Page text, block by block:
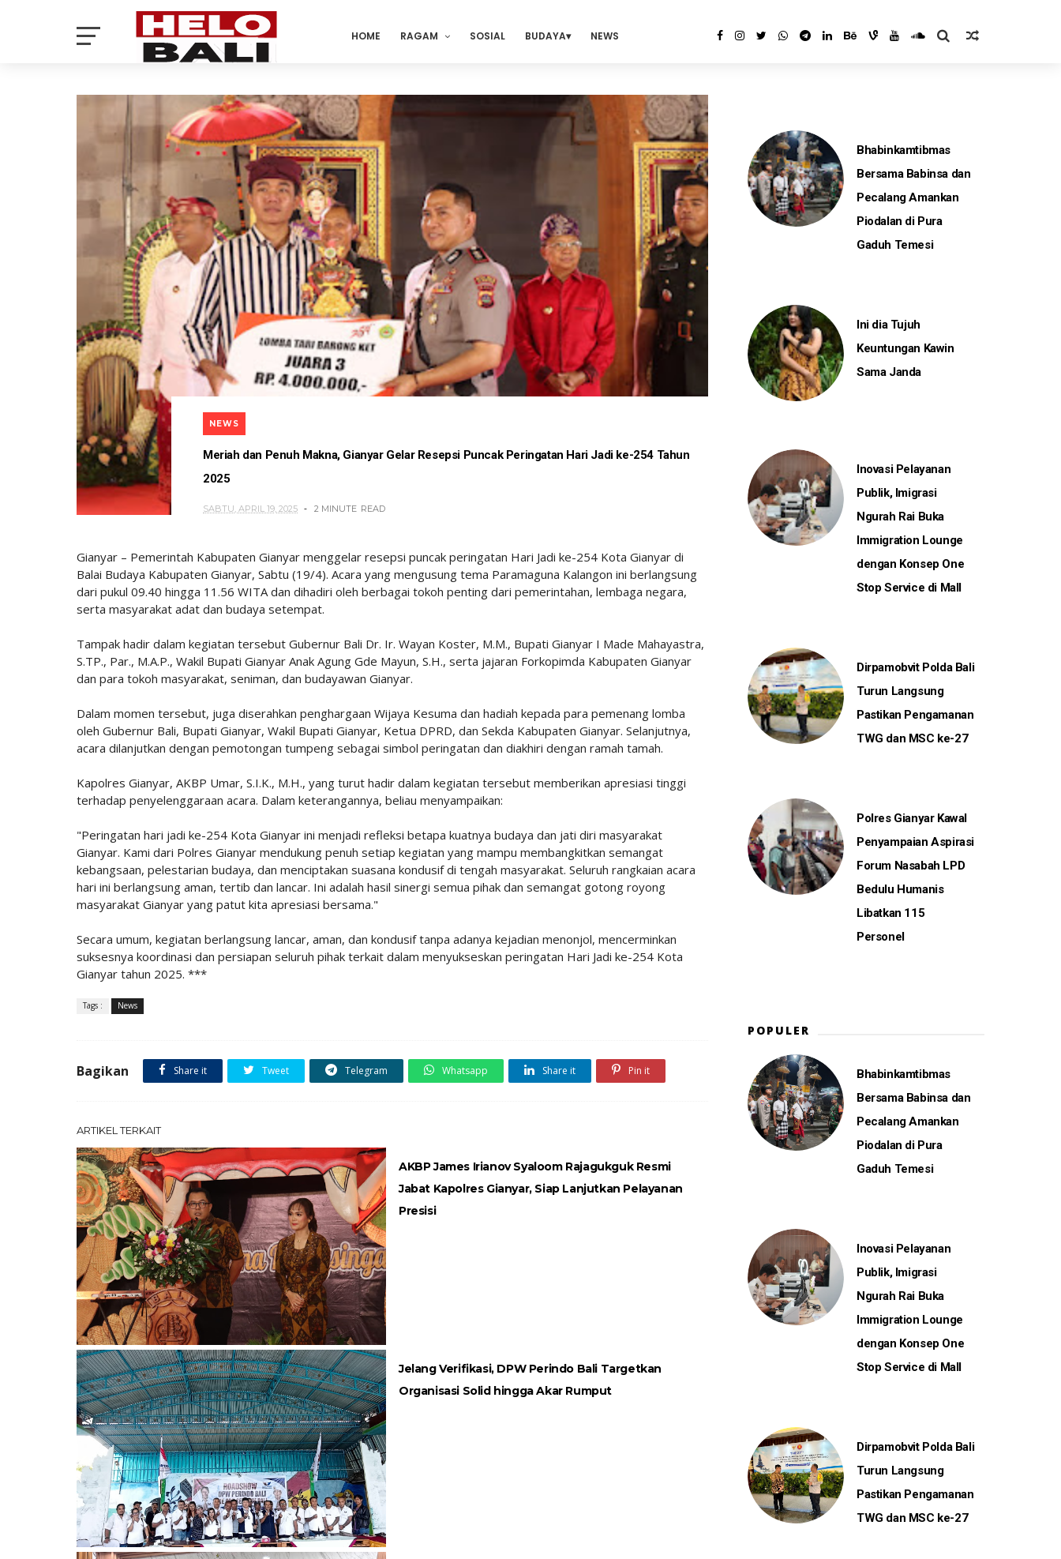
HOME RAGAM SOSIAL BUDAYA NEWS
NEWS
Meriah dan Penuh Makna, Gianyar Gelar Resepsi Puncak Peringatan Hari Jadi ke-254 Tahun
2025
SABTU, APRIL 19, 2025 2 MINUTE READ
Gianyar – Pemerintah Kabupaten Gianyar menggelar resepsi puncak peringatan Hari Jadi ke-254 Kota Gianyar di
Balai Budaya Kabupaten Gianyar, Sabtu (19/4). Acara yang mengusung tema Paramaguna Kalangon ini berlangsung
dari pukul 09.40 hingga 11.56 WITA dan dihadiri oleh berbagai tokoh penting dari pemerintahan, lembaga negara,
serta masyarakat adat dan budaya setempat.
Tampak hadir dalam kegiatan tersebut Gubernur Bali Dr. Ir. Wayan Koster, M.M., Bupati Gianyar I Made Mahayastra,
S.TP., Par., M.A.P., Wakil Bupati Gianyar Anak Agung Gde Mayun, S.H., serta jajaran Forkopimda Kabupaten Gianyar
dan para tokoh masyarakat, seniman, dan budayawan Gianyar.
Dalam momen tersebut, juga diserahkan penghargaan Wijaya Kesuma dan hadiah kepada para pemenang lomba
oleh Gubernur Bali, Bupati Gianyar, Wakil Bupati Gianyar, Ketua DPRD, dan Sekda Kabupaten Gianyar. Selanjutnya,
acara dilanjutkan dengan pemotongan tumpeng sebagai simbol peringatan dan diakhiri dengan ramah tamah.
Kapolres Gianyar, AKBP Umar, S.I.K., M.H., yang turut hadir dalam kegiatan tersebut memberikan apresiasi tinggi
terhadap penyelenggaraan acara. Dalam keterangannya, beliau menyampaikan:
"Peringatan hari jadi ke-254 Kota Gianyar ini menjadi refleksi betapa kuatnya budaya dan jati diri masyarakat
Gianyar. Kami dari Polres Gianyar mendukung penuh setiap kegiatan yang mampu membangkitkan semangat
kebangsaan, pelestarian budaya, dan menciptakan suasana kondusif di tengah masyarakat. Seluruh rangkaian acara
hari ini berlangsung aman, tertib dan lancar. Ini adalah hasil sinergi semua pihak dan semangat gotong royong
masyarakat Gianyar yang patut kita apresiasi bersama."
Secara umum, kegiatan berlangsung lancar, aman, dan kondusif tanpa adanya kejadian menonjol, mencerminkan
suksesnya koordinasi dan persiapan seluruh pihak terkait dalam menyukseskan peringatan Hari Jadi ke-254 Kota
Gianyar tahun 2025. ***
Tags : News
Bagikan Share it Tweet Telegram Whatsapp Share it Pin it
ARTIKEL TERKAIT
AKBP James Irianov Syaloom Rajagukguk Resmi
Jabat Kapolres Gianyar, Siap Lanjutkan Pelayanan
Presisi
Jelang Verifikasi, DPW Perindo Bali Targetkan
Organisasi Solid hingga Akar Rumput
Bhabinkamtibmas
Bersama Babinsa dan
Pecalang Amankan
Piodalan di Pura
Gaduh Temesi
Ini dia Tujuh
Keuntungan Kawin
Sama Janda
Inovasi Pelayanan
Publik, Imigrasi
Ngurah Rai Buka
Immigration Lounge
dengan Konsep One
Stop Service di Mall
Dirpamobvit Polda Bali
Turun Langsung
Pastikan Pengamanan
TWG dan MSC ke-27
Polres Gianyar Kawal
Penyampaian Aspirasi
Forum Nasabah LPD
Bedulu Humanis
Libatkan 115
Personel
POPULER
Bhabinkamtibmas
Bersama Babinsa dan
Pecalang Amankan
Piodalan di Pura
Gaduh Temesi
Inovasi Pelayanan
Publik, Imigrasi
Ngurah Rai Buka
Immigration Lounge
dengan Konsep One
Stop Service di Mall
Dirpamobvit Polda Bali
Turun Langsung
Pastikan Pengamanan
TWG dan MSC ke-27